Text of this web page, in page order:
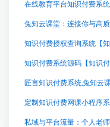
兔知云课堂：连接你与高
匠言知识付费系统,兔知云
私域与平台流量：个人老